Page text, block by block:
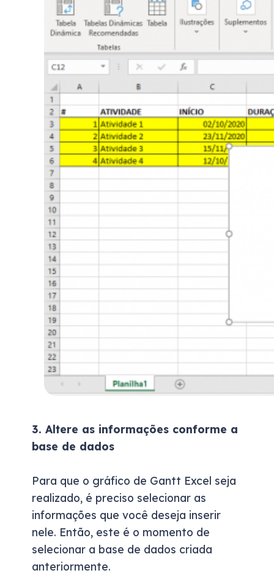
3. Altere as informações conforme a
base de dados
Para que o gráfico de Gantt Excel seja
realizado, é preciso selecionar as
informações que você deseja inserir
nele. Então, este é o momento de
selecionar a base de dados criada
anteriormente.